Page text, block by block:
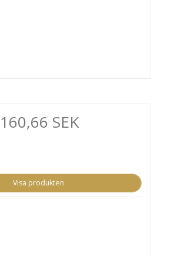
160,66 SEK
Visa produkten